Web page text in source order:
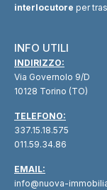
interlocutore per
INFO UTILI
INDIRIZZO:
Via Governolo 9/D
10128 Torino (TO)
TELEFONO:
337.15.18.575
011.59.34.86
EMAIL:
info@nuova-